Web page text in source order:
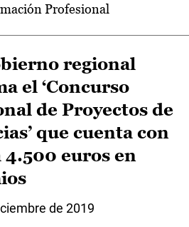
Profesional
regional
el ‘Concurso
de Proyectos de
que cuenta con
4.500 euros en
de 2019